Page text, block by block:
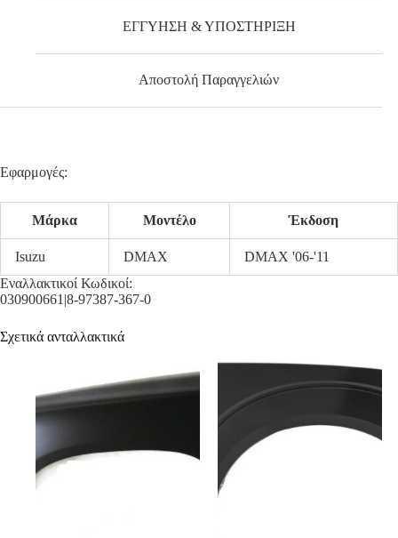
ΕΓΓΥΗΣΗ & ΥΠΟΣΤΗΡΙΞΗ
Αποστολή Παραγγελιών
Εφαρμογές:
Μάρκα Μοντέλο Έκδοση
Isuzu DMAX
DMAX '06-'11
Εναλλακτικοί Κωδικοί:
030900661|8-97387-367-0
Σχετικά ανταλλακτικά